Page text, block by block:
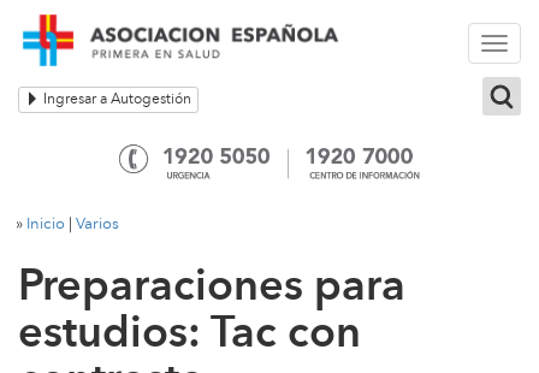
Ingresar a Autogestión
» Inicio Varios
Preparaciones para
estudios: Tac con